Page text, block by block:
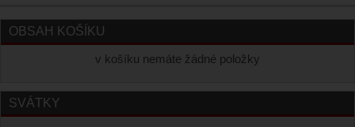
OBSAH KOŠÍKU
v košíku nemáte žádné položky
SVÁTKY